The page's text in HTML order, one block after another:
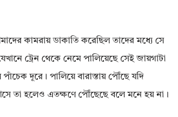
কামরায় ডাকাতি করেছিল তাদের মধ্যে সে
ট্রেন থেকে নেমে পালিয়েছে সেই জায়গাটা
দূরে। পালিয়ে বারাস্তায় পৌঁছে যদি
তা হলেও এতক্ষণে পৌঁছেছে বলে মনে হয় না।